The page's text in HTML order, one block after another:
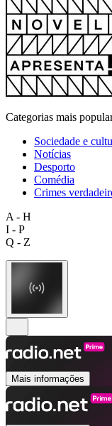
Categorias mais
Sociedade e
Notícias
Desporto
Comédia
Crimes
A - H
I - P
Q - Z
Mais informações